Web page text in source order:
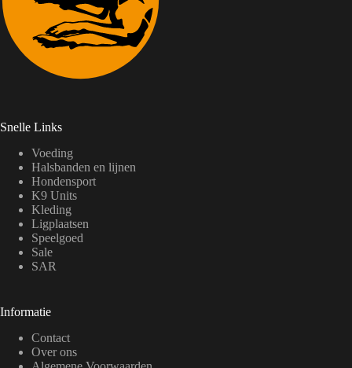
Snelle Links
Voeding
Halsbanden en lijnen
Hondensport
K9 Units
Kleding
Ligplaatsen
Speelgoed
Sale
SAR
Informatie
Contact
Over ons